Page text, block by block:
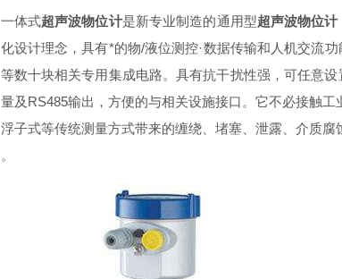
一体式超声波物位计是新专业制造的通用型超声波物位计
化设计理念，具有*的物/液位测控·数据传输和人机交流
等数十块相关专用集成电路。具有抗干扰性强，可任意
量及RS485输出，方便的与相关设施接口。它不必接触
浮子式等传统测量方式带来的缠绕、堵塞、泄露、介质腐
。